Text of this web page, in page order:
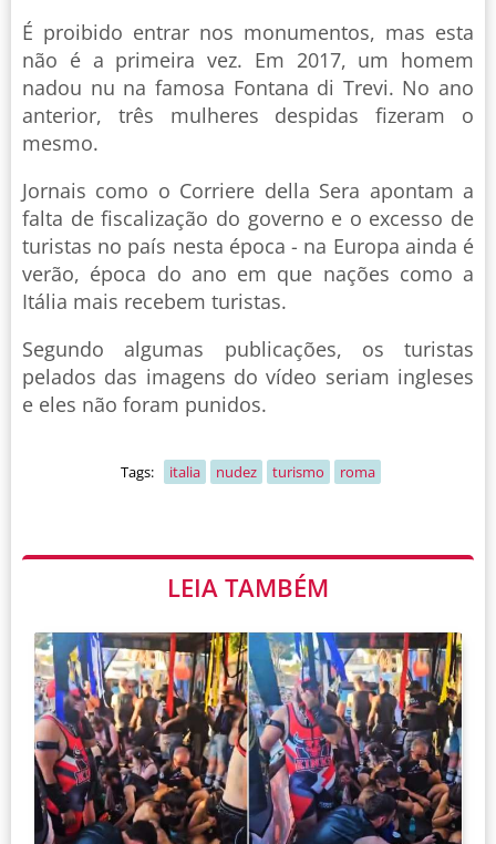
É proibido entrar nos monumentos, mas esta
não é a primeira vez. Em 2017, um homem
nadou nu na famosa Fontana di Trevi. No ano
anterior, três mulheres despidas fizeram o
mesmo.
Jornais como o Corriere della Sera apontam a
falta de fiscalização do governo e o excesso de
turistas no país nesta época - na Europa ainda é
verão, época do ano em que nações como a
Itália mais recebem turistas.
Segundo algumas publicações, os turistas
pelados das imagens do vídeo seriam ingleses
e eles não foram punidos.
Tags: italia nudez turismo roma
LEIA TAMBÉM